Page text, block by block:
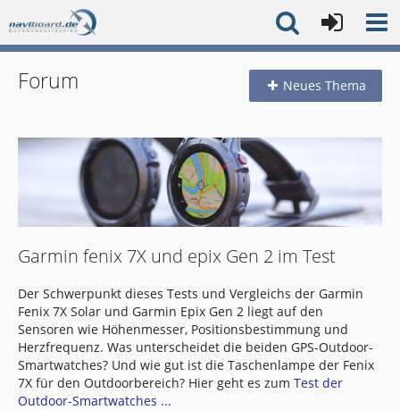
Forum Neues Thema
Garmin fenix 7X und epix Gen 2 im Test
Der Schwerpunkt dieses Tests und Vergleichs der Garmin
Fenix 7X Solar und Garmin Epix Gen 2 liegt auf den
Sensoren wie Höhenmesser, Positionsbestimmung und
Herzfrequenz. Was unterscheidet die beiden GPS-Outdoor-
Smartwatches? Und wie gut ist die Taschenlampe der Fenix
7X für den Outdoorbereich? Hier geht es zum Test der
Outdoor-Smartwatches ...